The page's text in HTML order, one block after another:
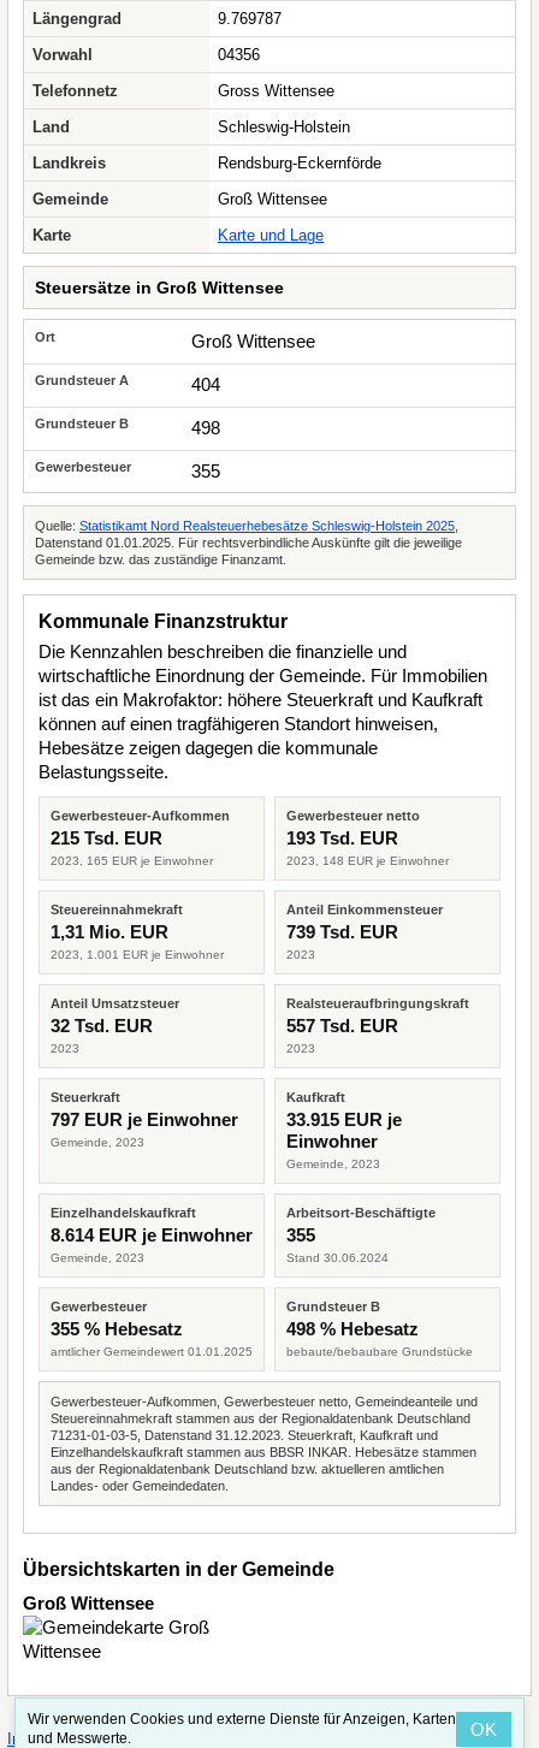
Längengrad
9.769787
Vorwahl
04356
Telefonnetz
Gross Wittensee
Land
Schleswig-Holstein
Landkreis
Rendsburg-Eckernförde
Gemeinde
Groß Wittensee
Karte
Karte und Lage
Steuersätze in Groß Wittensee
Groß Wittensee
404
498
355
Quelle: Statistikamt Nord Realsteuerhebesätze Schleswig-Holstein 2025
Datenstand 01.01.2025. Für rechtsverbindliche Auskünfte gilt die jeweilige
Gemeinde bzw. das zuständige Finanzamt.
Kommunale Finanzstruktur
Die Kennzahlen beschreiben die finanzielle und
wirtschaftliche Einordnung der Gemeinde. Für Immobilien
ist das ein Makrofaktor: höhere Steuerkraft und Kaufkraft
können auf einen tragfähigeren Standort hinweisen,
Hebesätze zeigen dagegen die kommunale
Belastungsseite.
Gewerbesteuer-Aufkommen
215 Tsd. EUR
2023, 165 EUR je Einwohner
Gewerbesteuer netto
193 Tsd. EUR
2023, 148 EUR je Einwohner
Steuereinnahmekraft
1,31 Mio. EUR
2023, 1.001 EUR je Einwohner
Anteil Einkommensteuer
739 Tsd. EUR
2023
Anteil Umsatzsteuer
32 Tsd. EUR
2023
Realsteueraufbringungskraft
557 Tsd. EUR
2023
Steuerkraft
797 EUR je Einwohner
Gemeinde, 2023
Kaufkraft
33.915 EUR je
Einwohner
Gemeinde, 2023
Einzelhandelskaufkraft
8.614 EUR je Einwohner
Gemeinde, 2023
Arbeitsort-Beschäftigte
355
Stand 30.06.2024
Gewerbesteuer
355 % Hebesatz
amtlicher Gemeindewert 01.01.2025
Grundsteuer B
498 % Hebesatz
bebaute/bebaubare Grundstücke
Gewerbesteuer-Aufkommen, Gewerbesteuer netto, Gemeindeanteile und
Steuereinnahmekraft stammen aus der Regionaldatenbank Deutschland
71231-01-03-5, Datenstand 31.12.2023. Steuerkraft, Kaufkraft und
Einzelhandelskaufkraft stammen aus BBSR INKAR. Hebesätze stammen
aus der Regionaldatenbank Deutschland bzw. aktuelleren amtlichen
Landes- oder Gemeindedaten.
Übersichtskarten in der Gemeinde
Groß Wittensee
Impressum·Straßenindex
Wir verwenden Cookies und externe Dienste für Anzeigen, Karten
und Messwerte.
OK